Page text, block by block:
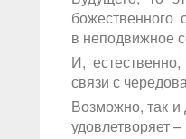
божественного
в неподвижное
И,
связи с
Возможно, так и
удовлетворяет